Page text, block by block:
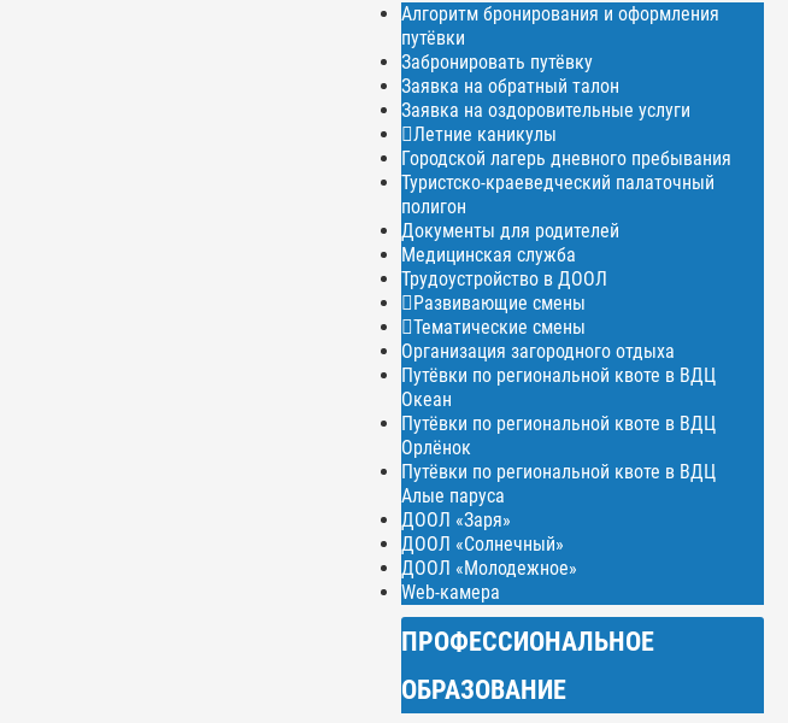
Алгоритм бронирования и оформления
путёвки
Забронировать путёвку
Заявка на обратный талон
Заявка на оздоровительные услуги
Летние каникулы
Городской лагерь дневного пребывания
Туристско-краеведческий палаточный
полигон
Документы для родителей
Медицинская служба
Трудоустройство в ДООЛ
Развивающие смены
Тематические смены
Организация загородного отдыха
Путёвки по региональной квоте в ВДЦ
Океан
Путёвки по региональной квоте в ВДЦ
Орлёнок
Путёвки по региональной квоте в ВДЦ
Алые паруса
ДООЛ «Заря»
ДООЛ «Солнечный»
ДООЛ «Молодежное»
Web-камера
ПРОФЕССИОНАЛЬНОЕ
ОБРАЗОВАНИЕ